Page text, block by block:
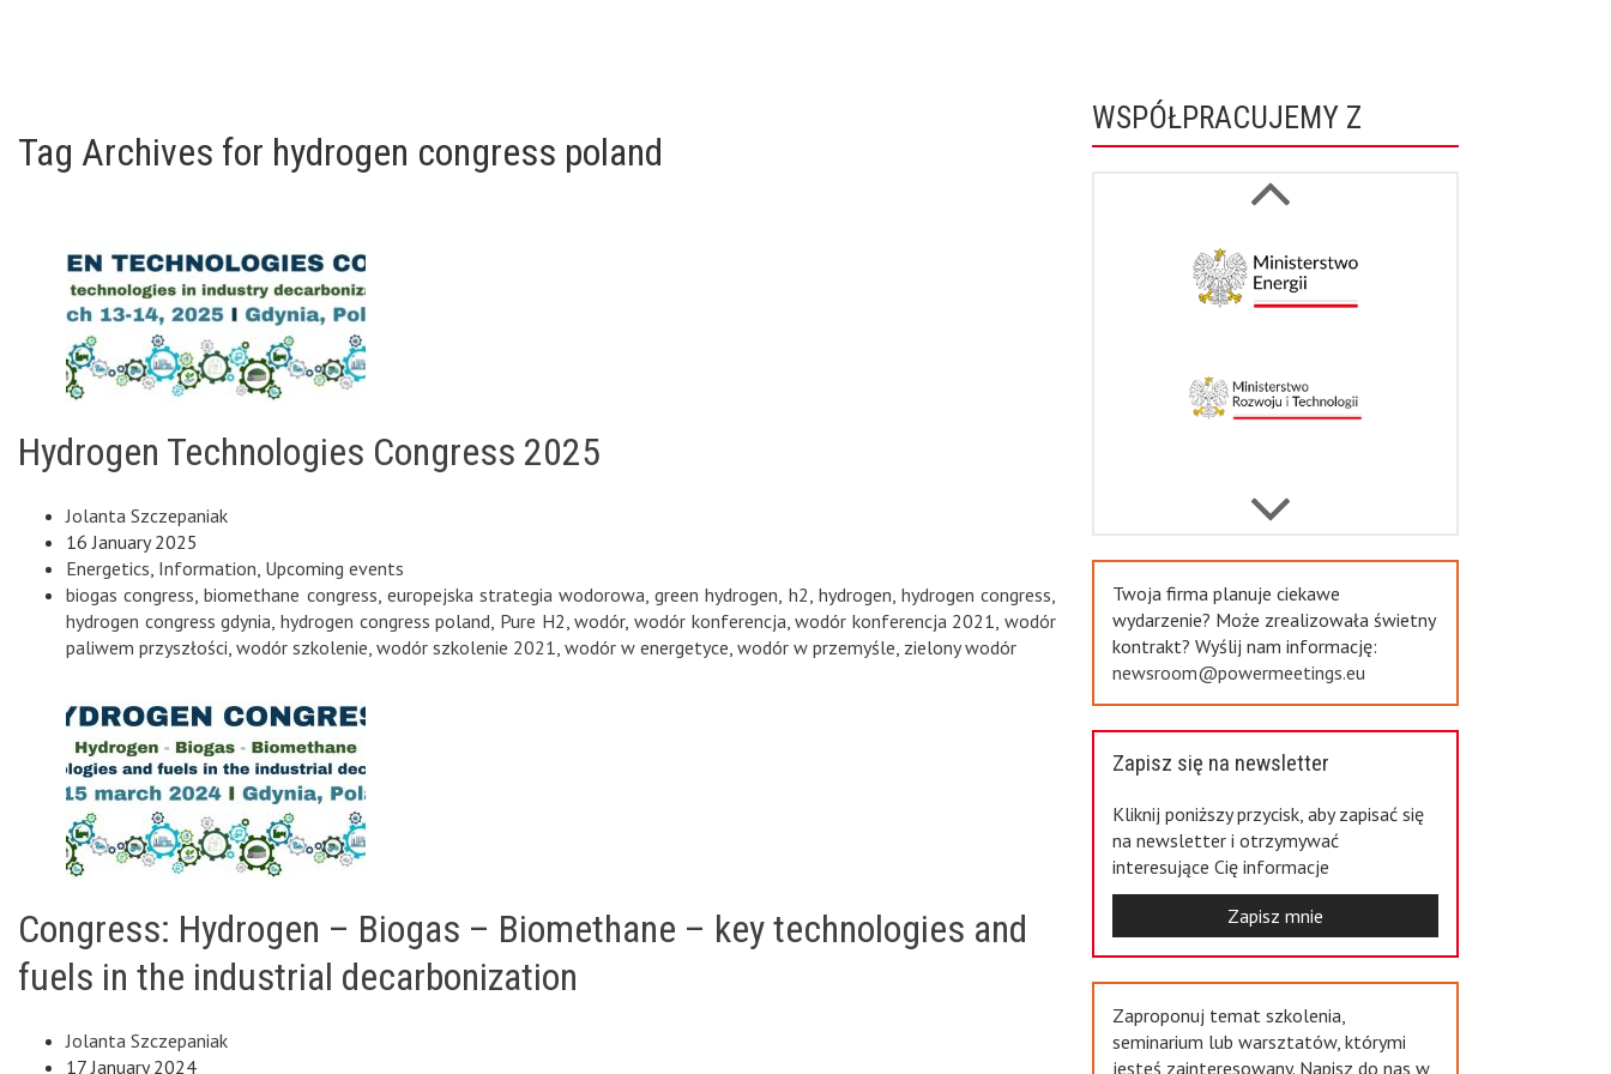
Tag Archives for hydrogen congress poland
Hydrogen Technologies Congress 2025
Jolanta Szczepaniak
16 January 2025
Energetics Information Upcoming events
biogas congress ,biomethane congress europejska strategia wodorowa ,green hydrogen h2 hydrogen hydrogen congress
hydrogen congress gdynia hydrogen congress poland Pure H2 ,wodór, wodór konferencja ,wodór konferencja 2021 ,wodór
paliwem przyszłości wodór szkolenie wodór szkolenie 2021 wodór w energetyce wodór w przemyśle zielony wodór
Congress: Hydrogen – Biogas – Biomethane – key technologies and
fuels in the industrial decarbonization
Jolanta Szczepaniak
17 January 2024
WSPÓŁPRACUJEMY Z
Twoja firma planuje ciekawe
wydarzenie? Może zrealizowała świetny
kontrakt? Wyślij nam informację:
newsroom@powermeetings.eu
Zapisz się na newsletter
Kliknij poniższy przycisk, aby zapisać się
na newsletter i otrzymywać
interesujące Cię informacje
Zapisz mnie
Zaproponuj temat szkolenia,
seminarium lub warsztatów, którymi
jesteś zainteresowany. Napisz do nas w